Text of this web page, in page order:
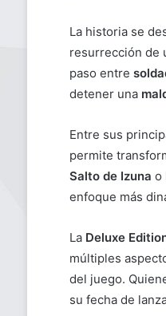
La historia se
resurrección de
paso entre
detener una
Entre sus
permite
Salto de Izuna o
enfoque más
La Deluxe
múltiples
del juego.
su fecha de